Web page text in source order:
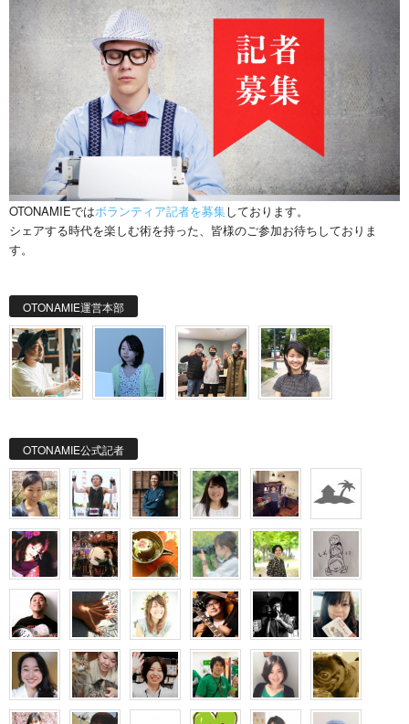
OTONAMIEではボランティア記者を募集しております。
シェアする時代を楽しむ術を持った、皆様のご参加お待ちしておりま
す。
OTONAMIE運営本部
OTONAMIE公式記者